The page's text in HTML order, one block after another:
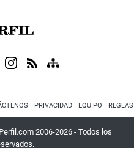
PRIVACIDAD EQUIPO
2006-2026 - Todos los